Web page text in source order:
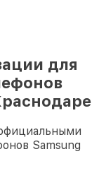
для
Samsung